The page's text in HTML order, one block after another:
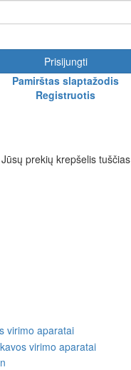
Prisijungti
Pamirštas slaptažodis
Registruotis
Jūsų prekių krepšelis tuščias
virimo aparatai